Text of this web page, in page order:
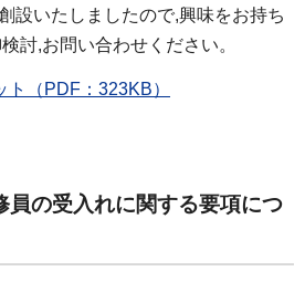
設いたしましたので,興味をお持ち
討,お問い合わせください。
ト（PDF：323KB）
員の受入れに関する要項につ